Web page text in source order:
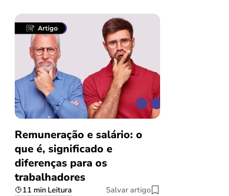
Remuneração e salário: o
que é, significado e
diferenças para os
trabalhadores
11 min Leitura Salvar artigo